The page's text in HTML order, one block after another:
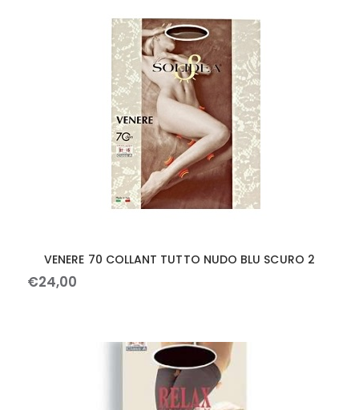
VENERE 70 COLLANT TUTTO NUDO BLU SCURO 2
€24,00